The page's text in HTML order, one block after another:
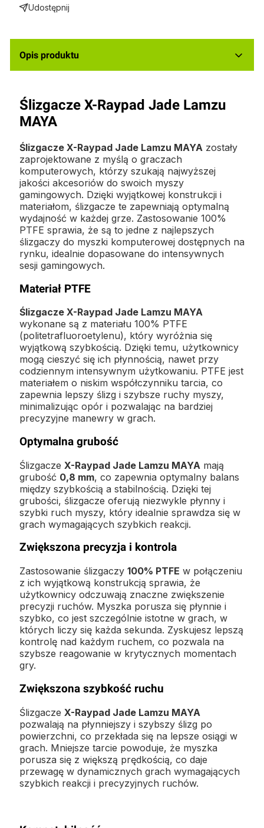
Udostępnij
Opis produktu
Ślizgacze X-Raypad Jade Lamzu
MAYA
Ślizgacze X-Raypad Jade Lamzu MAYA zostały
zaprojektowane z myślą o graczach
komputerowych, którzy szukają najwyższej
jakości akcesoriów do swoich myszy
gamingowych. Dzięki wyjątkowej konstrukcji i
materiałom, ślizgacze te zapewniają optymalną
wydajność w każdej grze. Zastosowanie 100%
PTFE sprawia, że są to jedne z najlepszych
ślizgaczy do myszki komputerowej dostępnych na
rynku, idealnie dopasowane do intensywnych
sesji gamingowych.
Materiał PTFE
Ślizgacze X-Raypad Jade Lamzu MAYA
wykonane są z materiału 100% PTFE
(politetrafluoroetylenu), który wyróżnia się
wyjątkową szybkością. Dzięki temu, użytkownicy
mogą cieszyć się ich płynnością, nawet przy
codziennym intensywnym użytkowaniu. PTFE jest
materiałem o niskim współczynniku tarcia, co
zapewnia lepszy ślizg i szybsze ruchy myszy,
minimalizując opór i pozwalając na bardziej
precyzyjne manewry w grach.
Optymalna grubość
Ślizgacze X-Raypad Jade Lamzu MAYA mają
grubość 0,8 mm, co zapewnia optymalny balans
między szybkością a stabilnością. Dzięki tej
grubości, ślizgacze oferują niezwykle płynny i
szybki ruch myszy, który idealnie sprawdza się w
grach wymagających szybkich reakcji.
Zwiększona precyzja i kontrola
Zastosowanie ślizgaczy 100% PTFE w połączeniu
z ich wyjątkową konstrukcją sprawia, że
użytkownicy odczuwają znaczne zwiększenie
precyzji ruchów. Myszka porusza się płynnie i
szybko, co jest szczególnie istotne w grach, w
których liczy się każda sekunda. Zyskujesz lepszą
kontrolę nad każdym ruchem, co pozwala na
szybsze reagowanie w krytycznych momentach
gry.
Zwiększona szybkość ruchu
Ślizgacze X-Raypad Jade Lamzu MAYA
pozwalają na płynniejszy i szybszy ślizg po
powierzchni, co przekłada się na lepsze osiągi w
grach. Mniejsze tarcie powoduje, że myszka
porusza się z większą prędkością, co daje
przewagę w dynamicznych grach wymagających
szybkich reakcji i precyzyjnych ruchów.